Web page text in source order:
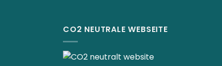
CO2 NEUTRALE WEBSEITE